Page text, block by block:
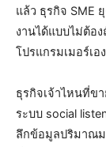
แล้ว ธุรกิจ SME
งานได้แบบไม่ต้อ
โปรแกรมเมอร์เ
ธุรกิจเจ้าไหนที่ข
ระบบ social
ลึกข้อมูลปริมาณม